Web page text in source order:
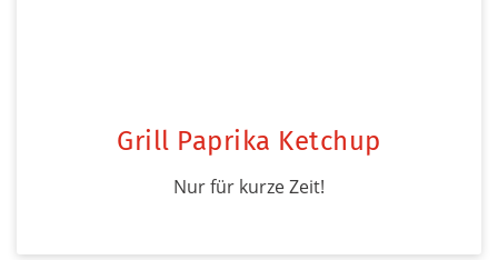
Grill Paprika Ketchup
Nur für kurze Zeit!